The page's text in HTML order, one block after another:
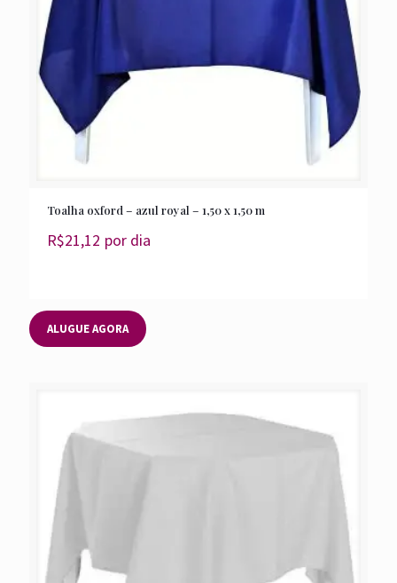
Toalha oxford – azul royal – 1,50 x 1,50 m
R$21,12 por dia
ALUGUE AGORA